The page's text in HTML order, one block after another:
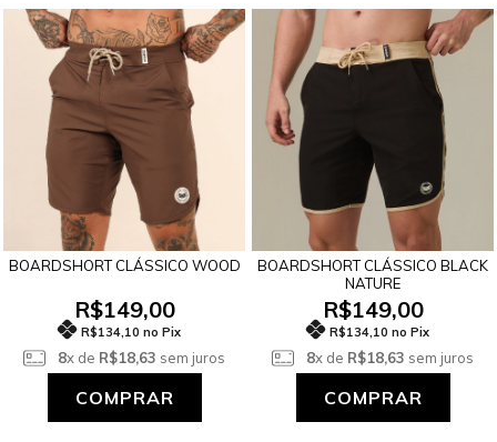
BOARDSHORT CLÁSSICO WOOD
R$149,00
R$134,10 no Pix
8x de R$18,63 sem juros
COMPRAR
BOARDSHORT CLÁSSICO BLACK
NATURE
R$149,00
R$134,10 no Pix
8x de R$18,63 sem juros
COMPRAR